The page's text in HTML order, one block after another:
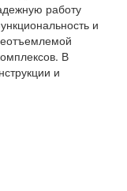
работу
и
В
и